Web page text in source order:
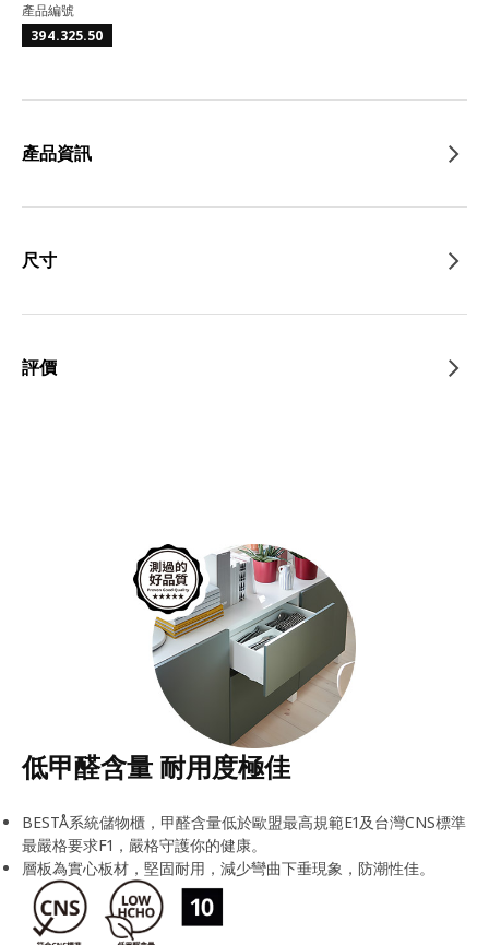
產品編號
394.325.50
產品資訊
尺寸
評價
低甲醛含量 耐用度極佳
BESTÅ系統儲物櫃，甲醛含量低於歐盟最高規範E1及台灣CNS標準
最嚴格要求F1，嚴格守護你的健康。
層板為實心板材，堅固耐用，減少彎曲下垂現象，防潮性佳。